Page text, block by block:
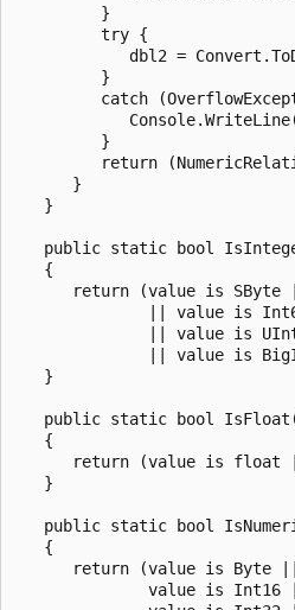
         }
         try {
dbl2 =
         }
catch
         }
return
      }
   }
public static bool
   {
return (value is SByte
|| value is
|| value is
|| value is
   }
public static bool
   {
return (value is float
   }
public static bool
   {
      return (value is Byte ||
value is Int16